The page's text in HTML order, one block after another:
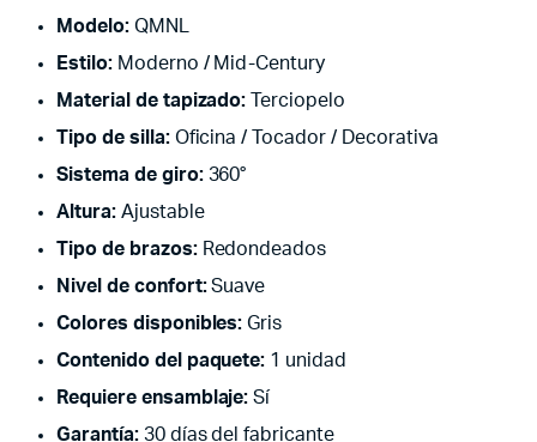
Modelo:QMNL
Estilo:Moderno / Mid-Century
Material de tapizado: Terciopelo
Tipo de silla:Oficina / Tocador / Decorativa
Sistema de giro:360°
Altura:Ajustable
Tipo de brazos:Redondeados
Nivel de confort:Suave
Colores disponibles: Gris
Contenido del paquete: 1 unidad
Requiere ensamblaje: Sí
Garantía:30 días del fabricante